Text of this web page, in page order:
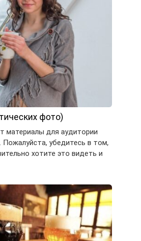
фото)
материалы для аудитории
Пожалуйста, убедитесь в том,
хотите это видеть и